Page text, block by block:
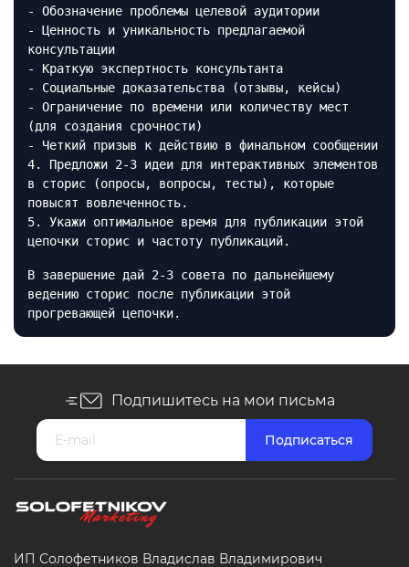
- Обозначение проблемы целевой аудитории
- Ценность и уникальность предлагаемой
консультации
- Краткую экспертность консультанта
- Социальные доказательства (отзывы, кейсы)
- Ограничение по времени или количеству мест
(для создания срочности)
- Четкий призыв к действию в финальном сообщении
4. Предложи 2-3 идеи для интерактивных элементов
в сторис (опросы, вопросы, тесты), которые
повысят вовлеченность.
5. Укажи оптимальное время для публикации этой
цепочки сторис и частоту публикаций.
В завершение дай 2-3 совета по дальнейшему
ведению сторис после публикации этой
прогревающей цепочки.
Подпишитесь на мои письма
ИП Солофетников Владислав Владимирович